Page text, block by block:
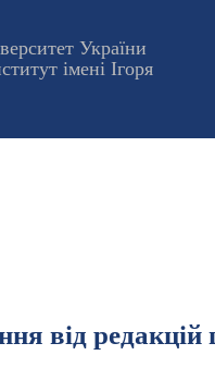
України
імені Ігоря
від